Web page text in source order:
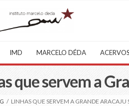
IMD MARCELO DÉDA ACERVOS
que servem a
/ LINHAS QUE SERVEM A GRANDE